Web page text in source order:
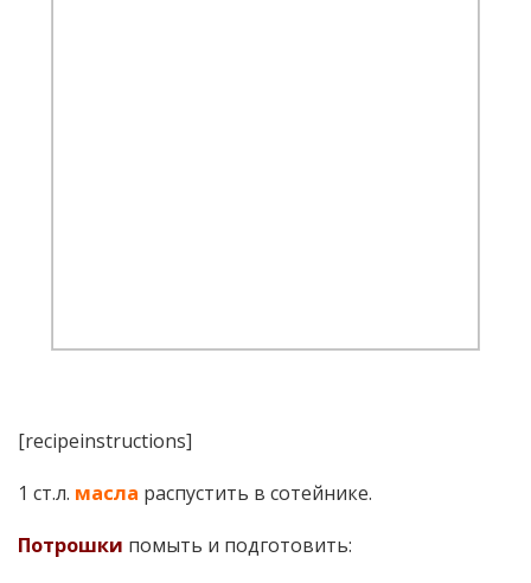
[recipeinstructions]
1 ст.л. масла распустить в сотейнике.
Потрошки помыть и подготовить: